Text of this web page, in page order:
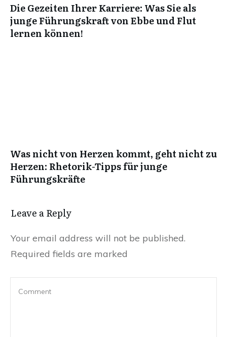
Die Gezeiten Ihrer Karriere: Was Sie als
junge Führungskraft von Ebbe und Flut
lernen können!
Was nicht von Herzen kommt, geht nicht zu
Herzen: Rhetorik-Tipps für junge
Führungskräfte
Leave a Reply
Your email address will not be published.
Required fields are marked